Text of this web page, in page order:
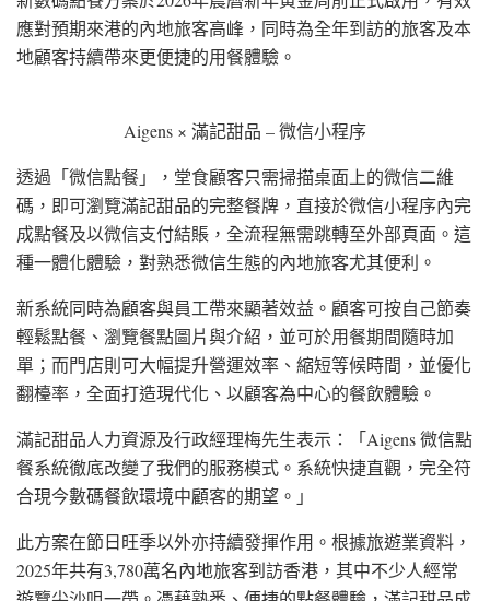
應對預期來港的內地旅客高峰，同時為全年到訪的旅客及本
地顧客持續帶來更便捷的用餐體驗。
Aigens × 滿記甜品 – 微信小程序
透過「微信點餐」，堂食顧客只需掃描桌面上的微信二維
碼，即可瀏覽滿記甜品的完整餐牌，直接於微信小程序內完
成點餐及以微信支付結賬，全流程無需跳轉至外部頁面。這
種一體化體驗，對熟悉微信生態的內地旅客尤其便利。
新系統同時為顧客與員工帶來顯著效益。顧客可按自己節奏
輕鬆點餐、瀏覽餐點圖片與介紹，並可於用餐期間隨時加
單；而門店則可大幅提升營運效率、縮短等候時間，並優化
翻檯率，全面打造現代化、以顧客為中心的餐飲體驗。
滿記甜品人力資源及行政經理梅先生表示：「Aigens 微信點
餐系統徹底改變了我們的服務模式。系統快捷直觀，完全符
合現今數碼餐飲環境中顧客的期望。」
此方案在節日旺季以外亦持續發揮作用。根據旅遊業資料，
2025年共有3,780萬名內地旅客到訪香港，其中不少人經常